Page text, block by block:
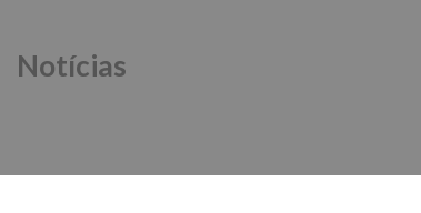
Notícias